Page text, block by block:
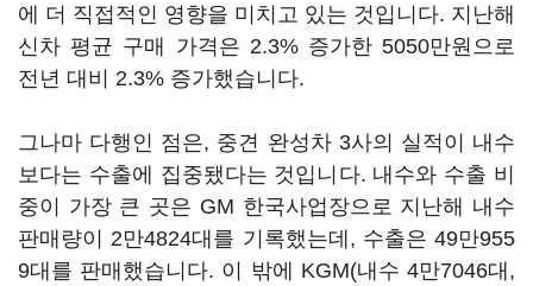
에 더 직접적인 영향을 미치고 있는 것입니다. 지난해
신차 평균 구매 가격은 2.3% 증가한 5050만원으로
전년 대비 2.3% 증가했습니다.
그나마 다행인 점은, 중견 완성차 3사의 실적이 내수
보다는 수출에 집중됐다는 것입니다. 내수와 수출 비
중이 가장 큰 곳은 GM 한국사업장으로 지난해 내수
판매량이 2만4824대를 기록했는데, 수출은 49만955
9대를 판매했습니다. 이 밖에 KGM(내수 4만7046대,